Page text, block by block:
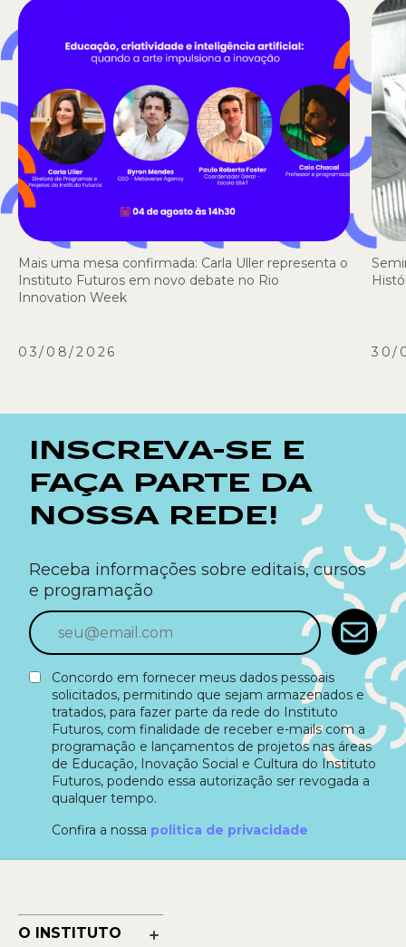
Mais uma mesa confirmada: Carla Uller representa o
Instituto Futuros em novo debate no Rio
Innovation Week
03/08/2026 30/
INSCREVA-SE E
FAÇA PARTE DA
NOSSA REDE!
Receba informações sobre editais, cursos
e programação
Concordo em fornecer meus dados pessoais
solicitados, permitindo que sejam armazenados e
tratados, para fazer parte da rede do Instituto
Futuros, com finalidade de receber e-mails com a
programação e lançamentos de projetos nas áreas
de Educação, Inovação Social e Cultura do Instituto
Futuros, podendo essa autorização ser revogada a
qualquer tempo.
Confira a nossa politica de privacidade
O INSTITUTO